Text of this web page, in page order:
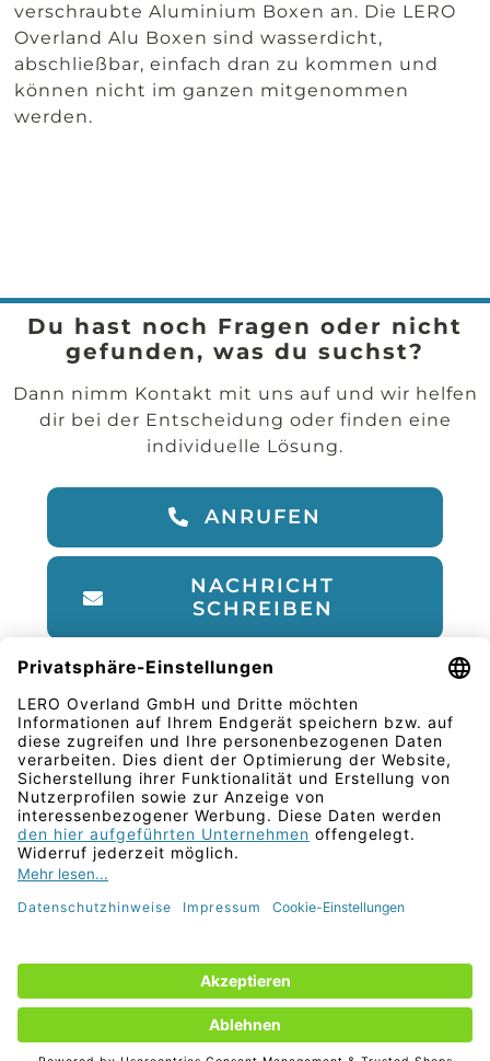
verschraubte Aluminium Boxen an. Die LERO
Overland Alu Boxen sind wasserdicht,
abschließbar, einfach dran zu kommen und
können nicht im ganzen mitgenommen
werden.
Du hast noch Fragen oder nicht
gefunden, was du suchst?
Dann nimm Kontakt mit uns auf und wir helfen
dir bei der Entscheidung oder finden eine
individuelle Lösung.
ANRUFEN
NACHRICHT
SCHREIBEN
LERO Overland GmbH
Billerbecker Str. 12
32805 Horn - Bad Meinberg
+49 5234 8889266
info@lero-overland.com
Allgemeine Geschäftsbedingungen
Zahlungsweisen
Versand & Lieferung
Copyright 2020 LERO Overland GmbH
Impressum Datenschutz